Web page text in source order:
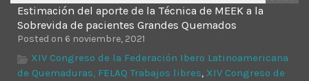
Estimación del aporte de la Técnica de MEEK a la
Sobrevida de pacientes Grandes Quemados
Posted on 6 noviembre, 2021
XIV Congreso de la Federación Ibero Latinoamericana
de Quemaduras, FELAQ Trabajos libres, XIV Congreso de